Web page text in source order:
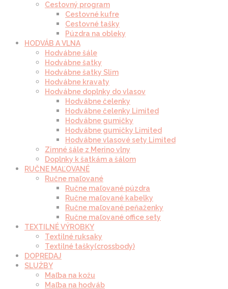
Cestovný program
Cestovné kufre
Cestovné tašky
Púzdra na obleky
HODVÁB A VLNA
Hodvábne šále
Hodvábne šatky
Hodvábne šatky Slim
Hodvábne kravaty
Hodvábne doplnky do vlasov
Hodvábne čelenky
Hodvábne čelenky Limited
Hodvábne gumičky
Hodvábne gumičky Limited
Hodvábne vlasové sety Limited
Zimné šále z Merino vlny
Doplnky k šatkám a šálom
RUČNE MAĽOVANÉ
Ručne maľované
Ručne maľované púzdra
Ručne maľované kabelky
Ručne maľované peňaženky
Ručne maľované office sety
TEXTILNÉ VÝROBKY
Textilné ruksaky
Textilné tašky(crossbody)
DOPREDAJ
SLUŽBY
Maľba na kožu
Maľba na hodváb